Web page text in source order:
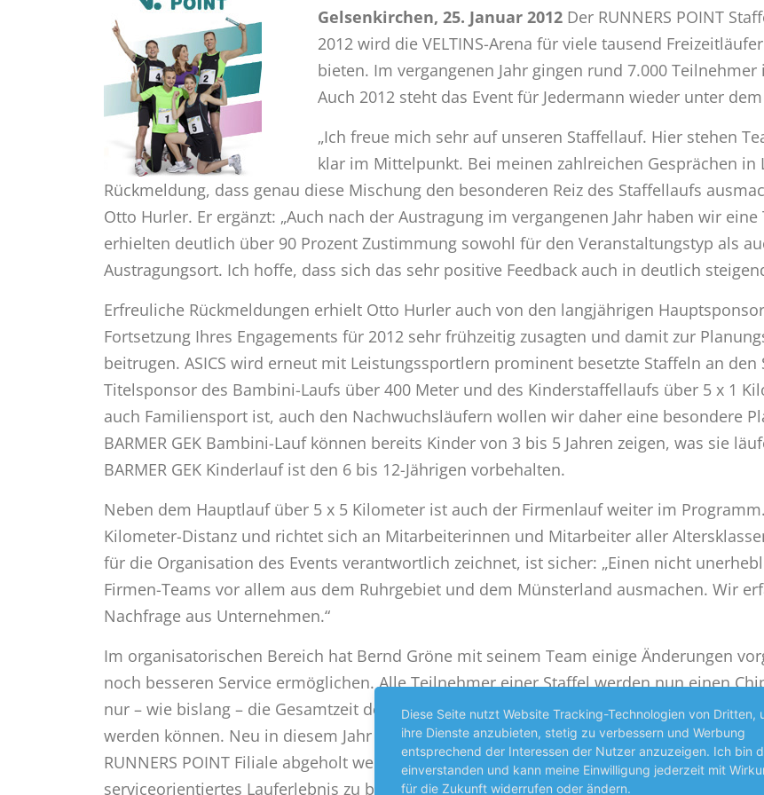
Gelsenkirchen, 25. Januar 2012 Der RUNNERS POINT
2012 wird die VELTINS-Arena für viele tausend
bieten. Im vergangenen Jahr gingen rund 7.000
Auch 2012 steht das Event für Jedermann wieder unter
„Ich freue mich sehr auf unseren Staffellauf. Hier stehen
klar im Mittelpunkt. Bei meinen zahlreichen Gesprächen
Rückmeldung, dass genau diese Mischung den besonderen Reiz des Staffellaufs
Otto Hurler. Er ergänzt: „Auch nach der Austragung im vergangenen Jahr haben wir
erhielten deutlich über 90 Prozent Zustimmung sowohl für den Veranstaltungstyp als
Austragungsort. Ich hoffe, dass sich das sehr positive Feedback auch in deutlich
Erfreuliche Rückmeldungen erhielt Otto Hurler auch von den langjährigen
Fortsetzung Ihres Engagements für 2012 sehr frühzeitig zusagten und damit zur
beitrugen. ASICS wird erneut mit Leistungssportlern prominent besetzte Staffeln an den
Titelsponsor des Bambini-Laufs über 400 Meter und des Kinderstaffellaufs über 5 x 1
auch Familiensport ist, auch den Nachwuchsläufern wollen wir daher eine besondere
BARMER GEK Bambini-Lauf können bereits Kinder von 3 bis 5 Jahren zeigen, was sie
BARMER GEK Kinderlauf ist den 6 bis 12-Jährigen vorbehalten.
Neben dem Hauptlauf über 5 x 5 Kilometer ist auch der Firmenlauf weiter im
Kilometer-Distanz und richtet sich an Mitarbeiterinnen und Mitarbeiter aller
für die Organisation des Events verantwortlich zeichnet, ist sicher: „Einen nicht
Firmen-Teams vor allem aus dem Ruhrgebiet und dem Münsterland ausmachen. Wir
Nachfrage aus Unternehmen.“
Im organisatorischen Bereich hat Bernd Gröne mit seinem Team einige Änderungen
noch besseren Service ermöglichen. Alle Teilnehmer einer Staffel werden nun einen
nur – wie bislang – die Gesamtzeit der jeweiligen Staffel erfasst wird, sondern auch die
werden können. Neu in diesem Jahr auch: Die Startunterlagen können auf Wunsch im
RUNNERS POINT Filiale abgeholt werden. Bernd Gröne dazu: „Uns ist wichtig, den
serviceorientiertes Lauferlebnis zu bieten. Die besondere Atmosphäre der VELTINS-
Diese Seite nutzt Website Tracking-Technologien von Dritten,
ihre Dienste anzubieten, stetig zu verbessern und Werbung
entsprechend der Interessen der Nutzer anzuzeigen. Ich bin
einverstanden und kann meine Einwilligung jederzeit mit
für die Zukunft widerrufen oder ändern.